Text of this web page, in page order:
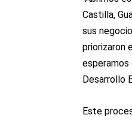
Castilla,
sus
priorizaron
esperamos
Desarrollo
Este